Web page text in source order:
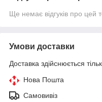
Ще немає відгуків про цей
Умови доставки
Доставка здійснюється
Нова Пошта
Самовивіз